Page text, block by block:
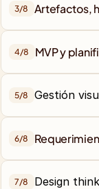
3/8 Artefactos,
4/8 MVP y
5/8 Gestión
6/8
7/8 Design